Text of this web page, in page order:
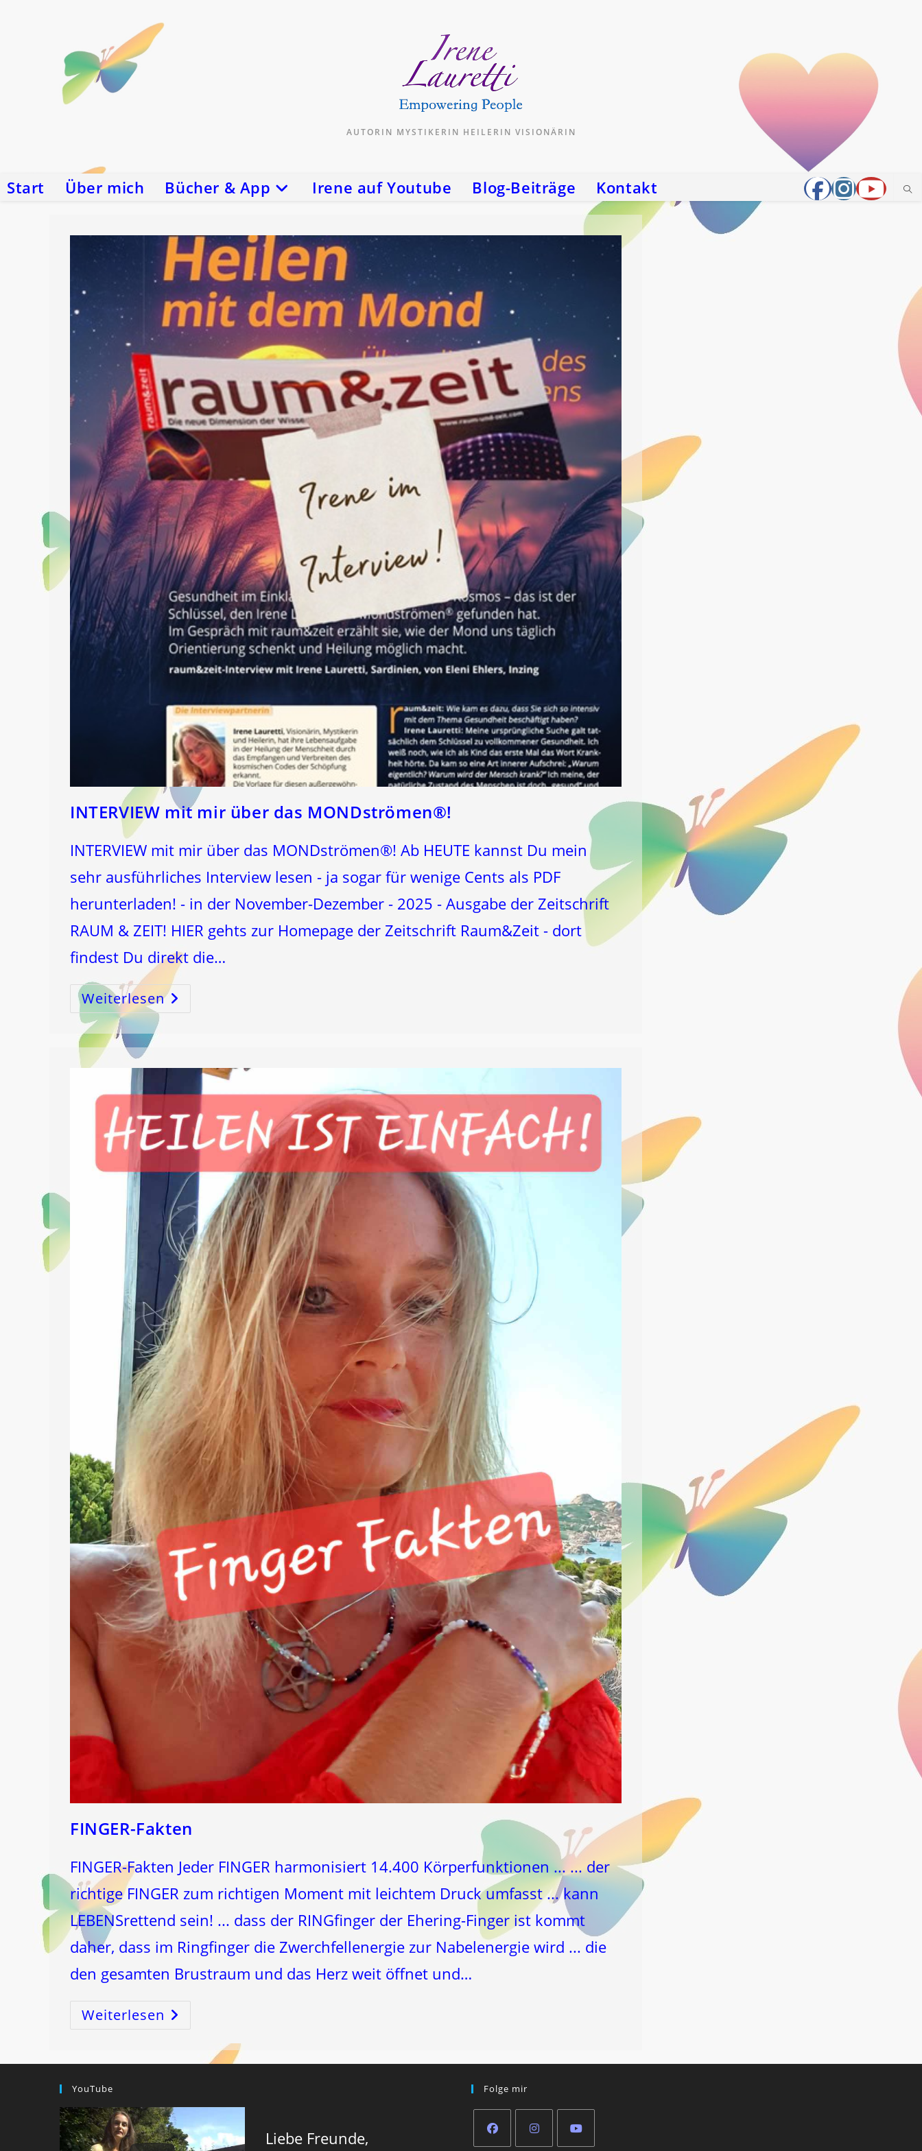
AUTORIN MYSTIKERIN HEILERIN VISIONÄRIN
Start Über mich Bücher & App Irene auf Youtube Blog-Beiträge Kontakt
INTERVIEW mit mir über das MONDströmen®!
INTERVIEW mit mir über das MONDströmen®! Ab HEUTE kannst Du mein
sehr ausführliches Interview lesen - ja sogar für wenige Cents als PDF
herunterladen! - in der November-Dezember - 2025 - Ausgabe der Zeitschrift
RAUM & ZEIT! HIER gehts zur Homepage der Zeitschrift Raum&Zeit - dort
findest Du direkt die…
WeiterlesenINTERVIEW
Mit
Mir
FINGER-Fakten
FINGER-Fakten Jeder FINGER harmonisiert 14.400 Körperfunktionen ... ... der
richtige FINGER zum richtigen Moment mit leichtem Druck umfasst ... kann
LEBENSrettend sein! ... dass der RINGfinger der Ehering-Finger ist kommt
daher, dass im Ringfinger die Zwerchfellenergie zur Nabelenergie wird ... die
den gesamten Brustraum und das Herz weit öffnet und…
Weiterlesen FINGER-
Fakten
YouTube
Liebe Freunde,
Folge mir